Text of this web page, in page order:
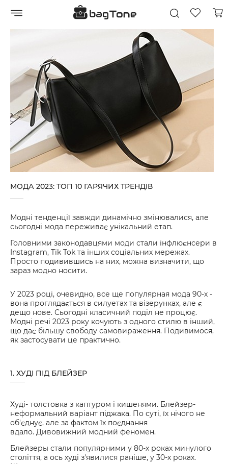
МОДА 2023: ТОП 10 ГАРЯЧИХ ТРЕНДІВ
Модні тенденції завжди динамічно змінювалися, але
сьогодні мода переживає унікальний етап.
Головними законодавцями моди стали інфлюєнсери в
Instagram, Tik Tok та інших соціальних мережах.
Просто подивившись на них, можна визначити, що
зараз модно носити.
У 2023 році, очевидно, все ще популярная мода 90-х -
вона проглядається в силуетах та візерунках, але є
дещо нове. Сьогодні класичний поділ не процює.
Модні речі 2023 року кочують з одного стилю в інший,
що дає більшу свободу самовираження. Подивимося,
як застосувати це практично.
1. ХУДІ ПІД БЛЕЙЗЕР
Худі- толстовка з каптуром і кишенями. Блейзер-
неформальний варіант піджака. По суті, їх нічого не
об'єднує, але за фактом їх поєднання
вдало. Дивовижний модний феномен.
Блейзеры стали популярними у 80-х роках минулого
століття, а ось худі з'явилися раніше, у 30-х роках.